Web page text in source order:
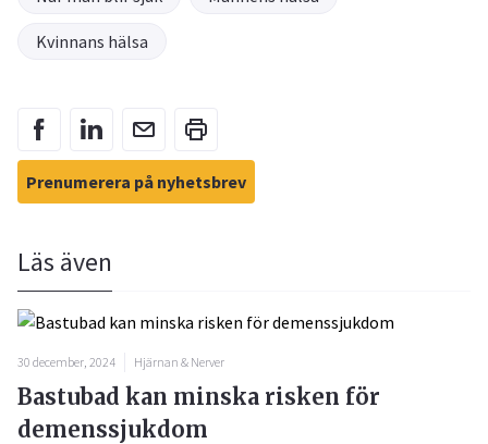
Kvinnans hälsa
Prenumerera på nyhetsbrev
Läs även
30 december, 2024 Hjärnan & Nerver
Bastubad kan minska risken för
demenssjukdom